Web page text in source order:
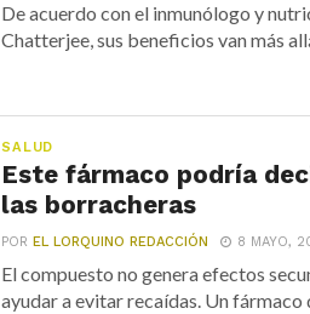
De acuerdo con el inmunólogo y
Chatterjee, sus beneficios van más
SALUD
Este fármaco podría
las borracheras
POREL LORQUINO REDACCIÓN 8 MAYO,
El compuesto no genera efectos
ayudar a evitar recaídas. Un fármaco